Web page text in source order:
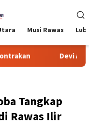
Musi Rawas
Devi Arianto
Tangkap
Rawas Ilir